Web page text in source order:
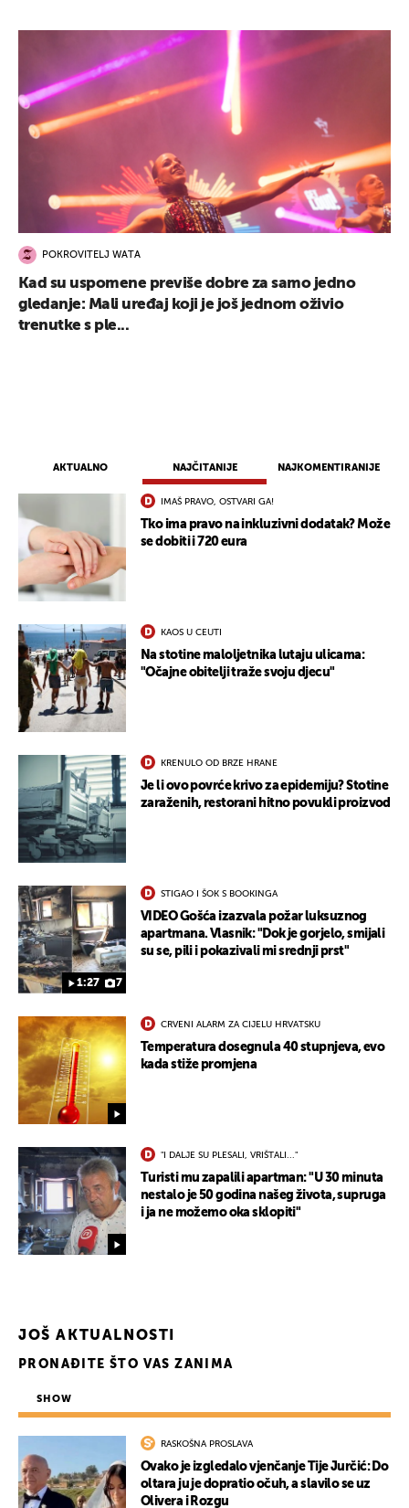
AKTUALNO NAJČITANIJE NAJKOMENTIRANIJE
IMAŠ PRAVO, OSTVARI GA!
Tko ima pravo na inkluzivni dodatak? Može
se dobiti i 720 eura
KAOS U CEUTI
Na stotine maloljetnika lutaju ulicama:
"Očajne obitelji traže svoju djecu"
KRENULO OD BRZE HRANE
Je li ovo povrće krivo za epidemiju? Stotine
zaraženih, restorani hitno povukli proizvod
1:27 7
STIGAO I ŠOK S BOOKINGA
VIDEO Gošća izazvala požar luksuznog
apartmana. Vlasnik: "Dok je gorjelo, smijali
su se, pili i pokazivali mi srednji prst"
CRVENI ALARM ZA CIJELU HRVATSKU
Temperatura dosegnula 40 stupnjeva, evo
kada stiže promjena
"I DALJE SU PLESALI, VRIŠTALI..."
Turisti mu zapalili apartman: "U 30 minuta
nestalo je 50 godina našeg života, supruga
i ja ne možemo oka sklopiti"
JOŠ AKTUALNOSTI
POKROVITELJ WATA
Kad su uspomene previše dobre za samo jedno
gledanje: Mali uređaj koji je još jednom oživio
trenutke s ple...
PRONAĐITE ŠTO VAS ZANIMA
SHOW
RASKOŠNA PROSLAVA
Ovako je izgledalo vjenčanje Tije Jurčić: Do
oltara ju je dopratio očuh, a slavilo se uz
Olivera i Rozgu